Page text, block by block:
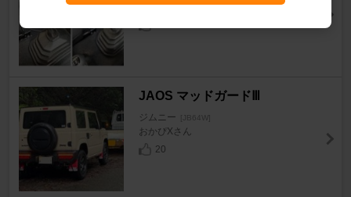
JB1964さん
JAOS マッドガードⅢ
ジムニー [JB64W]
おかぴXさん
20